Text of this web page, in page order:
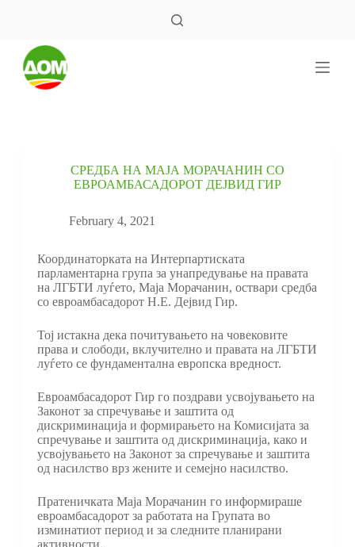
СРЕДБА НА МАЈА МОРАЧАНИН СО
ЕВРОАМБАСАДОРОТ ДЕЈВИД ГИР
February 4, 2021
Координаторката на Интерпартиската
парламентарна група за унапредување на правата
на ЛГБТИ луѓето, Маја Морачанин, оствари средба
со евроамбасадорот Н.Е. Дејвид Гир.
Тој истакна дека почитувањето на човековите
права и слободи, вклучително и правата на ЛГБТИ
луѓето се фундаментална европска вредност.
Евроамбасадорот Гир го поздрави усвојувањето на
Законот за спречување и заштита од
дискриминација и формирањето на Комисијата за
спречување и заштита од дискриминација, како и
усвојувањето на Законот за спречување и заштита
од насилство врз жените и семејно насилство.
Пратеничката Маја Морачанин го информираше
евроамбасадорот за работата на Групата во
изминатиот период и за следните планирани
активности.